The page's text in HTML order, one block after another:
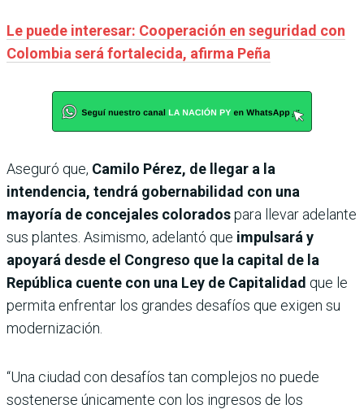
Le puede interesar: Cooperación en seguridad con
Colombia será fortalecida, afirma Peña
Aseguró que, Camilo Pérez, de llegar a la
intendencia, tendrá gobernabilidad con una
mayoría de concejales coloradospara llevar adelante
sus plantes. Asimismo, adelantó que impulsará y
apoyará desde el Congreso que la capital de la
República cuente con una Ley de Capitalidad que le
permita enfrentar los grandes desafíos que exigen su
modernización.
“Una ciudad con desafíos tan complejos no puede
sostenerse únicamente con los ingresos de los